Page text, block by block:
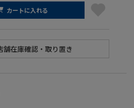
カートに入れる